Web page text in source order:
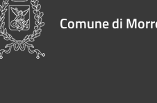
Comune di